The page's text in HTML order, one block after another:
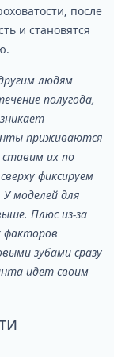
после
и становятся
людям
полугода,
приживаются
ставим их по
фиксируем
моделей для
Плюс из-за
факторов
зубами сразу
идет своим